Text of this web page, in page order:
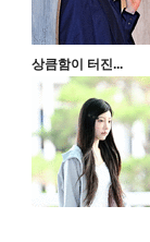
상큼함이 터진...